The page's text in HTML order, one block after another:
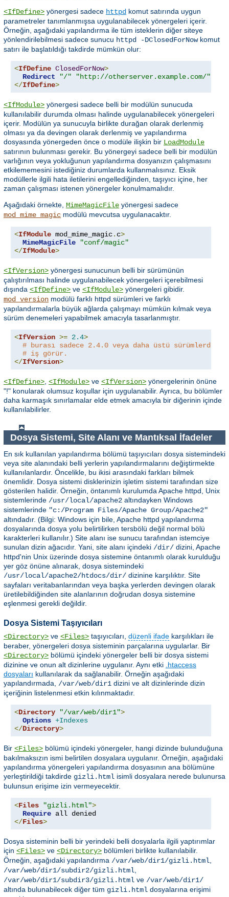
<IfDefine> yönergesi sadece httpd komut satırında uygun
parametreler tanımlanmışsa uygulanabilecek yönergeleri içerir.
Örneğin, aşağıdaki yapılandırma ile tüm isteklerin diğer siteye
yönlendirilebilmesi sadece sunucu httpd -DClosedForNowkomut
satırı ile başlatıldığı takdirde mümkün olur:
<IfDefine ClosedForNow>
Redirect
"/"
"http://otherserver.example.com/"
</IfDefine>
<IfModule> yönergesi sadece belli bir modülün sunucuda
kullanılabilir durumda olması halinde uygulanabilecek yönergeleri
içerir. Modülün ya sunucuyla birlikte durağan olarak derlenmiş
olması ya da devingen olarak derlenmiş ve yapılandırma
dosyasında yönergeden önce o modüle ilişkin bir LoadModule
satırının bulunması gerekir. Bu yönergeyi sadece belli bir modülün
varlığının veya yokluğunun yapılandırma dosyanızın çalışmasını
etkilememesini istediğiniz durumlarda kullanmalısınız. Eksik
modüllerle ilgili hata iletilerini engellediğinden, taşıyıcı içine, her
zaman çalışması istenen yönergeler konulmamalıdır.
Aşağıdaki örnekte, MimeMagicFile yönergesi sadece
mod_mime_magic modülü mevcutsa uygulanacaktır.
<IfModule mod_mime_magic. c>
MimeMagicFile
"conf/magic"
</IfModule>
<IfVersion> yönergesi sunucunun belli bir sürümünün
çalıştırılması halinde uygulanabilecek yönergeleri içerebilmesi
dışında <IfDefine> ve <IfModule> yönergeleri gibidir.
mod_version modülü farklı httpd sürümleri ve farklı
yapılandırmalarla büyük ağlarda çalışmayı mümkün kılmak veya
sürüm denemeleri yapabilmek amacıyla tasarlanmıştır.
<IfVersion >= 2.4>
# burası sadece 2.4.0 veya daha üstü sürümlerde
# iş görür.
</IfVersion>
<IfDefine> <IfModule> ve <IfVersion> yönergelerinin önüne
"!" konularak olumsuz koşullar için uygulanabilir. Ayrıca, bu bölümler
daha karmaşık sınırlamalar elde etmek amacıyla bir diğerinin içinde
kullanılabilirler.
Dosya Sistemi, Site Alanı ve Mantıksal İfadeler
En sık kullanılan yapılandırma bölümü taşıyıcıları dosya sistemindeki
veya site alanındaki belli yerlerin yapılandırmalarını değiştirmekte
kullanılanlardır. Öncelikle, bu ikisi arasındaki farkları bilmek
önemlidir. Dosya sistemi disklerinizin işletim sistemi tarafından size
gösterilen halidir. Örneğin, öntanımlı kurulumda Apache httpd, Unix
sistemlerinde /usr/local/apache2 altındayken Windows
sistemlerinde "c:/Program Files/Apache Group/Apache2"
altındadır. (Bilgi: Windows için bile, Apache httpd yapılandırma
dosyalarında dosya yolu belirtilirken tersbölü değil normal bölü
karakterleri kullanılır.) Site alanı ise sunucu tarafından istemciye
sunulan dizin ağacıdır. Yani, site alanı içindeki /dir/ dizini, Apache
httpd'nin Unix üzerinde dosya sistemine öntanımlı olarak kurulduğu
yer göz önüne alınarak, dosya sistemindeki
/usr/local/apache2/htdocs/dir/ dizinine karşılıktır. Site
sayfaları veritabanlarından veya başka yerlerden devingen olarak
üretilebildiğinden site alanlarının doğrudan dosya sistemine
eşlenmesi gerekli değildir.
Dosya Sistemi Taşıyıcıları
<Directory> ve <Files> taşıyıcıları, düzenli ifade karşılıkları ile
beraber, yönergeleri dosya sisteminin parçalarına uygularlar. Bir
<Directory> bölümü içindeki yönergeler belli bir dosya sistemi
dizinine ve onun alt dizinlerine uygulanır. Aynı etki .htaccess
dosyaları kullanılarak da sağlanabilir. Örneğin aşağıdaki
yapılandırmada, /var/web/dir1 dizini ve alt dizinlerinde dizin
içeriğinin listelenmesi etkin kılınmaktadır.
<Directory "/var/web/dir1">
Options +Indexes
</Directory>
Bir <Files> bölümü içindeki yönergeler, hangi dizinde bulunduğuna
bakılmaksızın ismi belirtilen dosyalara uygulanır. Örneğin, aşağıdaki
yapılandırma yönergeleri yapılandırma dosyasının ana bölümüne
yerleştirildiği takdirde gizli.html isimli dosyalara nerede bulunursa
bulunsun erişime izin vermeyecektir.
<Files "gizli.html">
Require
</Files>
Dosya sisteminin belli bir yerindeki belli dosyalarla ilgili yaptırımlar
için <Files> ve <Directory> bölümleri birlikte kullanılabilir.
Örneğin, aşağıdaki yapılandırma /var/web/dir1/gizli.html
/var/web/dir1/subdir2/gizli.html
/var/web/dir1/subdir3/gizli.html ve /var/web/dir1/
altında bulunabilecek diğer tüm gizli.html dosyalarına erişimi